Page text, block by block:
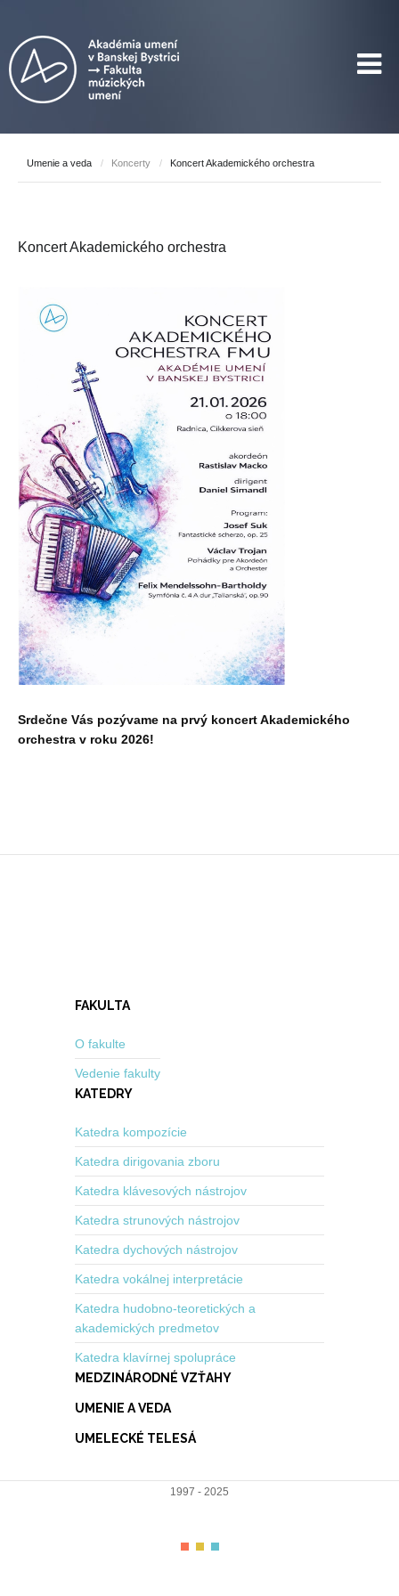
Umenie a veda / Koncerty / Koncert Akademického orchestra
Koncert Akademického orchestra
Srdečne Vás pozývame na prvý koncert Akademického
orchestra v roku 2026!
FAKULTA
O fakulte
Vedenie fakulty
KATEDRY
Katedra kompozície
Katedra dirigovania zboru
Katedra klávesových nástrojov
Katedra strunových nástrojov
Katedra dychových nástrojov
Katedra vokálnej interpretácie
Katedra hudobno-teoretických a
akademických predmetov
Katedra klavírnej spolupráce
MEDZINÁRODNÉ VZŤAHY
UMENIE A VEDA
UMELECKÉ TELESÁ
1997 - 2025